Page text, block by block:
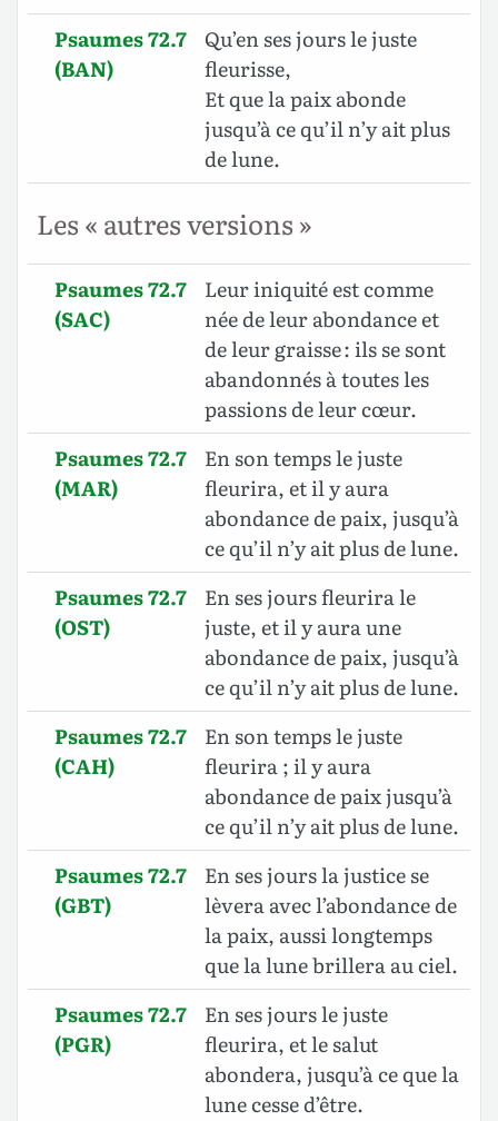
Psaumes 72.7
(BAN)
Qu’en ses jours le juste
fleurisse,
Et que la paix abonde
jusqu’à ce qu’il n’y ait plus
de lune.
Les « autres versions »
Psaumes 72.7
(SAC)
Leur iniquité est comme
née de leur abondance et
de leur graisse : ils se sont
abandonnés à toutes les
passions de leur cœur.
Psaumes 72.7
(MAR)
En son temps le juste
fleurira, et il y aura
abondance de paix, jusqu’à
ce qu’il n’y ait plus de lune.
Psaumes 72.7
(OST)
En ses jours fleurira le
juste, et il y aura une
abondance de paix, jusqu’à
ce qu’il n’y ait plus de lune.
Psaumes 72.7
(CAH)
En son temps le juste
fleurira ; il y aura
abondance de paix jusqu’à
ce qu’il n’y ait plus de lune.
Psaumes 72.7
(GBT)
En ses jours la justice se
lèvera avec l’abondance de
la paix, aussi longtemps
que la lune brillera au ciel.
Psaumes 72.7
(PGR)
En ses jours le juste
fleurira, et le salut
abondera, jusqu’à ce que la
lune cesse d’être.